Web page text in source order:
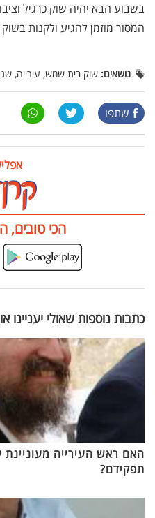
בשבוע הבא יהיה שוק כרגיל
המסור מוזמן להגיע ולקנות
נושאים: שוק בית שמש, עירייה,
שתפו
הכי טובים,
כתבות נוספות שאולי יעניינו
האם ראש העירייה
תפקידם?